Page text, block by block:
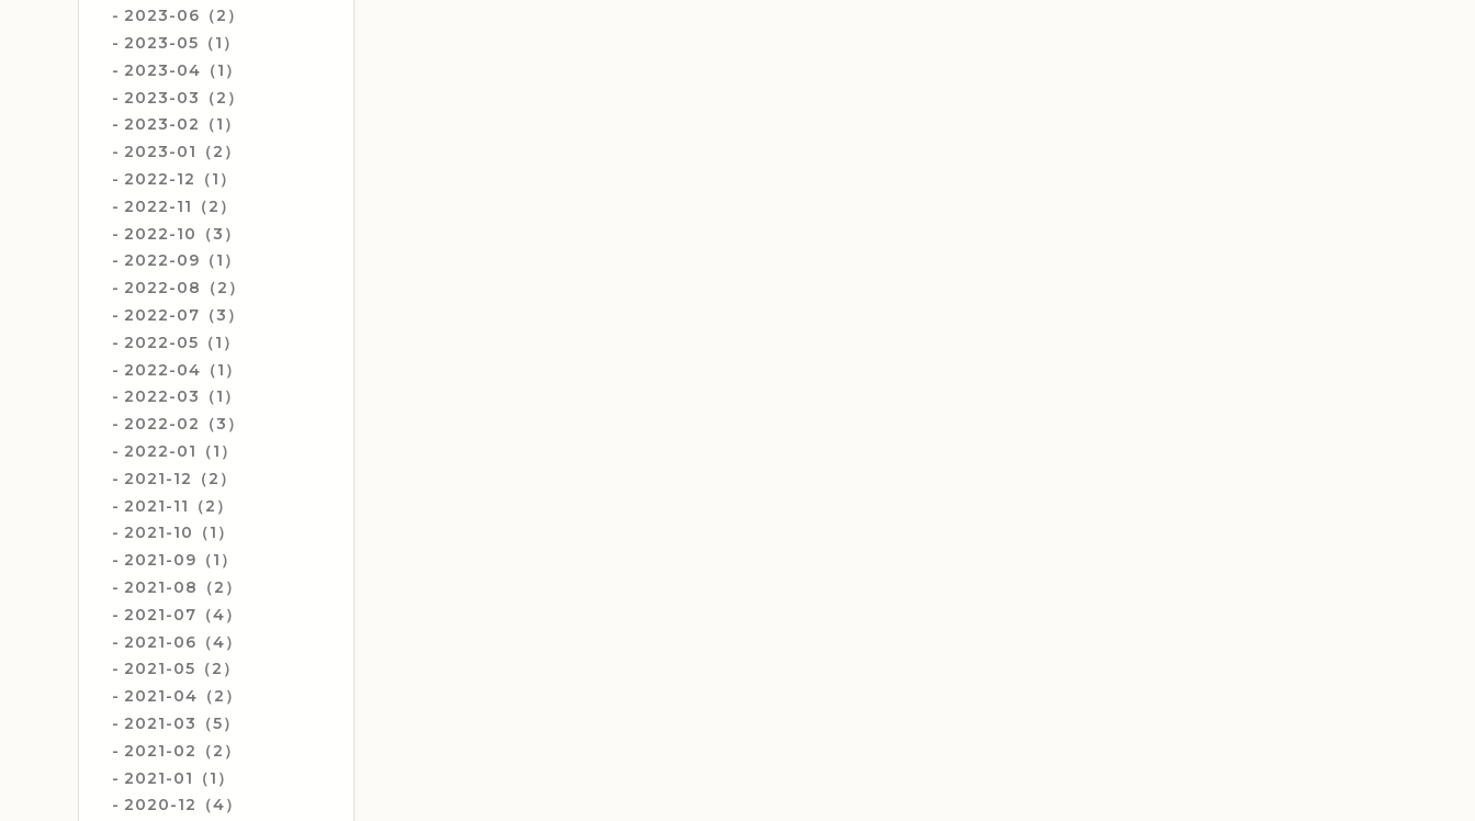
2023-06（2）
2023-05（1）
2023-04（1）
2023-03（2）
2023-02（1）
2023-01（2）
2022-12（1）
2022-11（2）
2022-10（3）
2022-09（1）
2022-08（2）
2022-07（3）
2022-05（1）
2022-04（1）
2022-03（1）
2022-02（3）
2022-01（1）
2021-12（2）
2021-11（2）
2021-10（1）
2021-09（1）
2021-08（2）
2021-07（4）
2021-06（4）
2021-05（2）
2021-04（2）
2021-03（5）
2021-02（2）
2021-01（1）
2020-12（4）